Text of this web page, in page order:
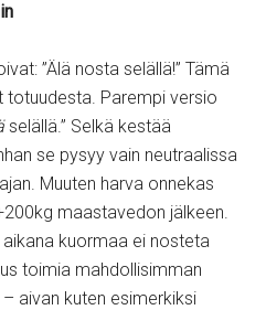
”Älä nosta selällä!” Tämä
totuudesta. Parempi versio
selällä.” Selkä kestää
se pysyy vain neutraalissa
Muuten harva onnekas
maastavedon jälkeen.
kuormaa ei nosteta
toimia mahdollisimman
aivan kuten esimerkiksi